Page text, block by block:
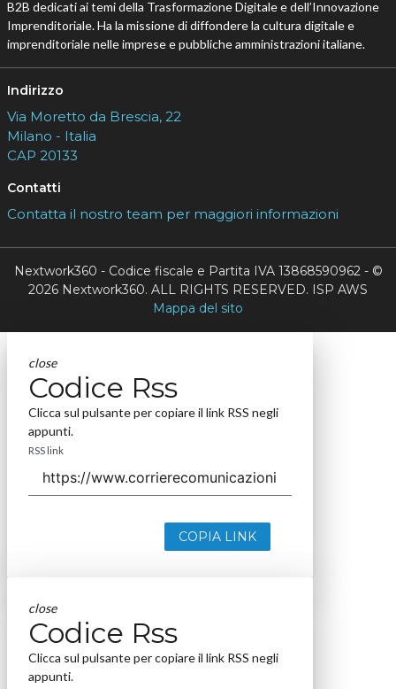
B2B dedicati ai temi della Trasformazione Digitale e dell’Innovazione
Imprenditoriale. Ha la missione di diffondere la cultura digitale e
imprenditoriale nelle imprese e pubbliche amministrazioni italiane.
Indirizzo
Via Moretto da Brescia, 22
Milano - Italia
CAP 20133
Contatti
Contatta il nostro team per maggiori informazioni
Nextwork360 - Codice fiscale e Partita IVA 13868590962 - ©
2026 Nextwork360. ALL RIGHTS RESERVED. ISP AWS
Mappa del sito
close
Codice Rss
Clicca sul pulsante per copiare il link RSS negli
appunti.
RSS link
COPIA LINK
close
Codice Rss
Clicca sul pulsante per copiare il link RSS negli
appunti.